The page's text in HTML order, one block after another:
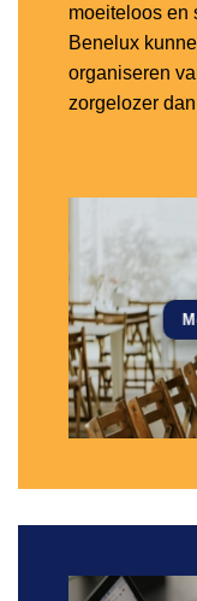
moeiteloos en
Benelux
organiseren
zorgelozer